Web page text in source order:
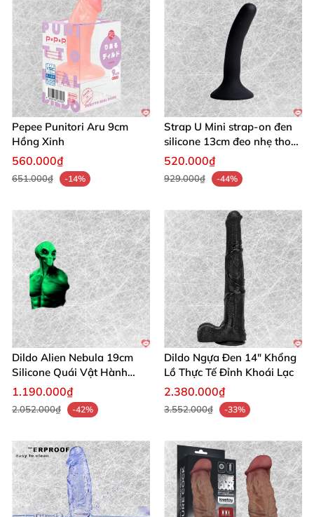
Pepee Punitori Aru 9cm
Hồng Xinh
560.000₫
651.000₫ -14%
Strap U Mini strap-on đen
silicone 13cm đeo nhẹ thoải
mái
520.000₫
929.000₫ -44%
Dildo Alien Nebula 19cm
Silicone Quái Vật Hành
Tinh
1.190.000₫
2.052.000₫ -42%
Dildo Ngựa Đen 14" Khổng
Lồ Thực Tế Đỉnh Khoái Lạc
2.380.000₫
3.552.000₫ -33%